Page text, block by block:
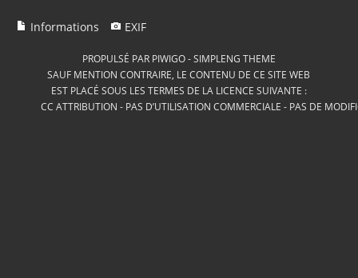
Informations EXIF
PROPULSÉ PAR PIWIGO-SIMPLENG THEME
SAUF MENTION CONTRAIRE, LE CONTENU DE CE SITE WEB
EST PLACÉ SOUS LES TERMES DE LA LICENCE SUIVANTE :
CC ATTRIBUTION - PAS D’UTILISATION COMMERCIALE - PAS DE